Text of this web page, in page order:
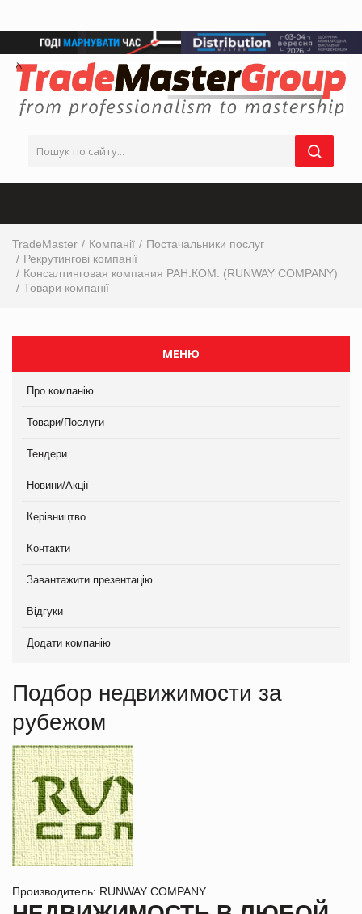
TradeMaster Компанії
Постачальники послуг
Рекрутингові компанії
Консалтинговая компания РАН.КОМ. (RUNWAY COMPANY)
Товари компанії
МЕНЮ
Про компанію
Товари/Послуги
Тендери
Новини/Акції
Керівництво
Контакти
Завантажити презентацію
Відгуки
Додати компанію
Подбор недвижимости за
рубежом
Производитель: RUNWAY COMPANY